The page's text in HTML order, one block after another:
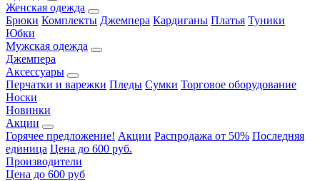
Женская одежда
Брюки Комплекты Джемпера Кардиганы Платья Туники
Юбки
Мужская одежда
Джемпера
Аксессуары
Перчатки и варежки Пледы Сумки Торговое оборудование
Носки
Новинки
Акции
Горячее предложение! Акции Распродажа от 50% Последняя
единица Цена до 600 руб.
Производители
Цена до 600 руб